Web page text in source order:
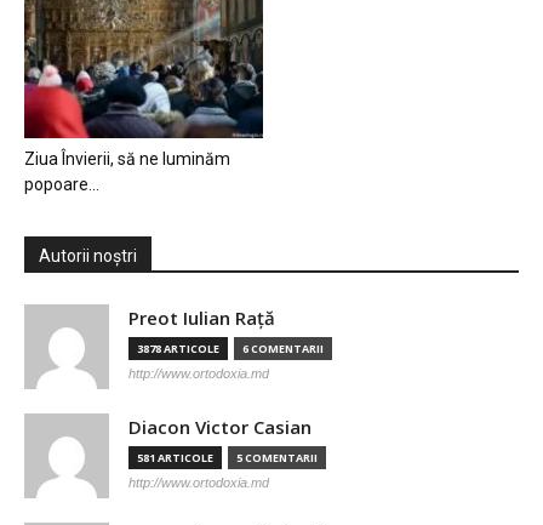
Ziua Învierii, să ne luminăm
popoare…
Autorii noștri
Preot Iulian Raţă
3878 ARTICOLE 6 COMENTARII
http://www.ortodoxia.md
Diacon Victor Casian
581 ARTICOLE 5 COMENTARII
http://www.ortodoxia.md